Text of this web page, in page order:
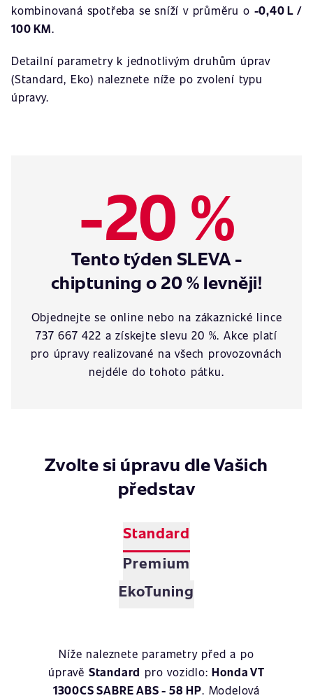
kombinovaná spotřeba se sníží v průměru o -0,40 L /
100 KM.
Detailní parametry k jednotlivým druhům úprav
(Standard, Eko) naleznete níže po zvolení typu
úpravy.
-20 %
Tento týden SLEVA -
chiptuning o 20 % levněji!
Objednejte se online nebo na zákaznické lince
737 667 422 a získejte slevu 20 %. Akce platí
pro úpravy realizované na všech provozovnách
nejdéle do tohoto pátku.
Zvolte si úpravu dle Vašich
představ
Standard
Premium
EkoTuning
Níže naleznete parametry před a po
úpravě Standard pro vozidlo:Honda VT
1300CS SABRE ABS - 58 HP. Modelová